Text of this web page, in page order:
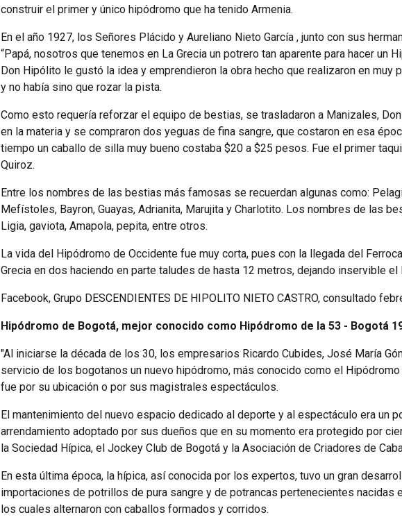
construir el primer y único hipódromo que ha tenido Armenia.
En el año 1927, los Señores Plácido y Aureliano Nieto García , junto con sus
“Papá, nosotros que tenemos en La Grecia un potrero tan aparente para hacer un
Don Hipólito le gustó la idea y emprendieron la obra hecho que realizaron en
y no había sino que rozar la pista.
Como esto requería reforzar el equipo de bestias, se trasladaron a Manizales,
en la materia y se compraron dos yeguas de fina sangre, que costaron en esa
tiempo un caballo de silla muy bueno costaba $20 a $25 pesos. Fue el primer
Quiroz.
Entre los nombres de las bestias más famosas se recuerdan algunas como:
Mefístoles, Bayron, Guayas, Adrianita, Marujita y Charlotito. Los nombres de las
Ligia, gaviota, Amapola, pepita, entre otros.
La vida del Hipódromo de Occidente fue muy corta, pues con la llegada del
Grecia en dos haciendo en parte taludes de hasta 12 metros, dejando inservible
Facebook, Grupo DESCENDIENTES DE HIPOLITO NIETO CASTRO, consultado
Hipódromo de Bogotá, mejor conocido como Hipódromo de la 53 - Bogotá
"Al iniciarse la década de los 30, los empresarios Ricardo Cubides, José María
servicio de los bogotanos un nuevo hipódromo, más conocido como el
fue por su ubicación o por sus magistrales espectáculos.
El mantenimiento del nuevo espacio dedicado al deporte y al espectáculo era un
arrendamiento adoptado por sus dueños que en su momento era protegido por
la Sociedad Hípica, el Jockey Club de Bogotá y la Asociación de Criadores de
En esta última época, la hípica, así conocida por los expertos, tuvo un gran
importaciones de potrillos de pura sangre y de potrancas pertenecientes nacidas
los cuales alternaron con caballos formados y corridos.